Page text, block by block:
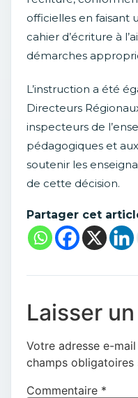
officielles en faisant
cahier d’écriture à
démarches
L’instruction a été
Directeurs
inspecteurs de
pédagogiques et
soutenir les
de cette décision.
Partager cet
Laisser
Votre adresse e-
champs obligatoires
Commentaire *